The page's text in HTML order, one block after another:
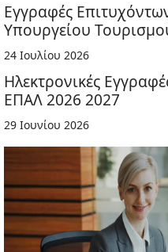
Εγγραφές
Υπουργείου
24 Ιουλίου 2026
Ηλεκτρονικές
ΕΠΑΛ 2026 2027
29 Ιουνίου 2026